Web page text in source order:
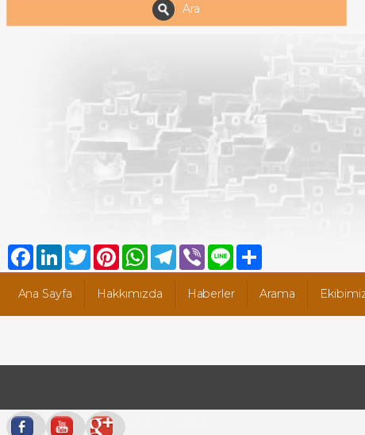
Ara
Ana Sayfa Hakkımızda Haberler Arama
Facebook
LinkedInTwitterPinterestWhatsAppTelegram
Viber Line Share
BUSİNESS GAYRİMENKUL